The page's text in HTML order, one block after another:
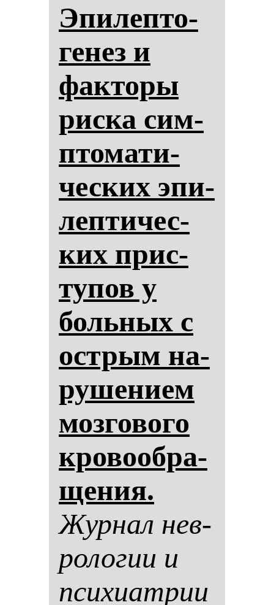
Эпи­леп­то­
ге­нез и
фак­то­ры
рис­ка сим­
пто­ма­ти­
чес­ких эпи­
леп­ти­чес­
ких прис­
ту­пов у
боль­ных с
ос­трым на­
ру­ше­ни­ем
моз­го­во­го
кро­во­об­ра­
ще­ния.
Жур­нал нев­
ро­ло­гии и
пси­хи­ат­рии